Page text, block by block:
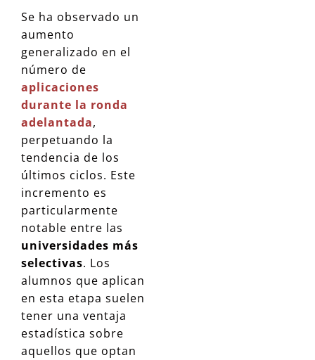
Se ha observado un
aumento
generalizado en el
número de
aplicaciones
durante la ronda
adelantada,
perpetuando la
tendencia de los
últimos ciclos. Este
incremento es
particularmente
notable entre las
universidades más
selectivas. Los
alumnos que aplican
en esta etapa suelen
tener una ventaja
estadística sobre
aquellos que optan